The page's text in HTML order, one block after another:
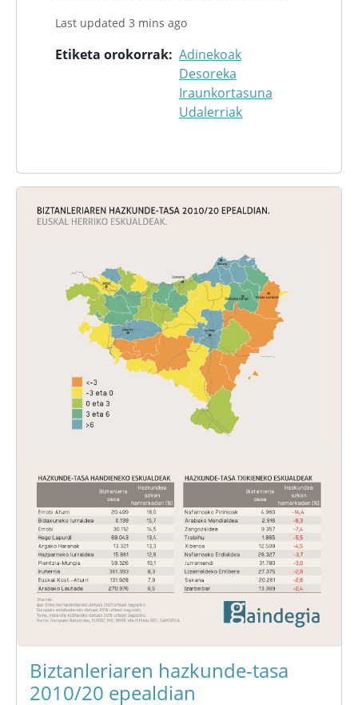
Last updated 3 mins ago
Etiketa orokorrak Adinekoak
Desoreka
Iraunkortasuna
Udalerriak
Biztanleriaren hazkunde-tasa
2010/20 epealdian